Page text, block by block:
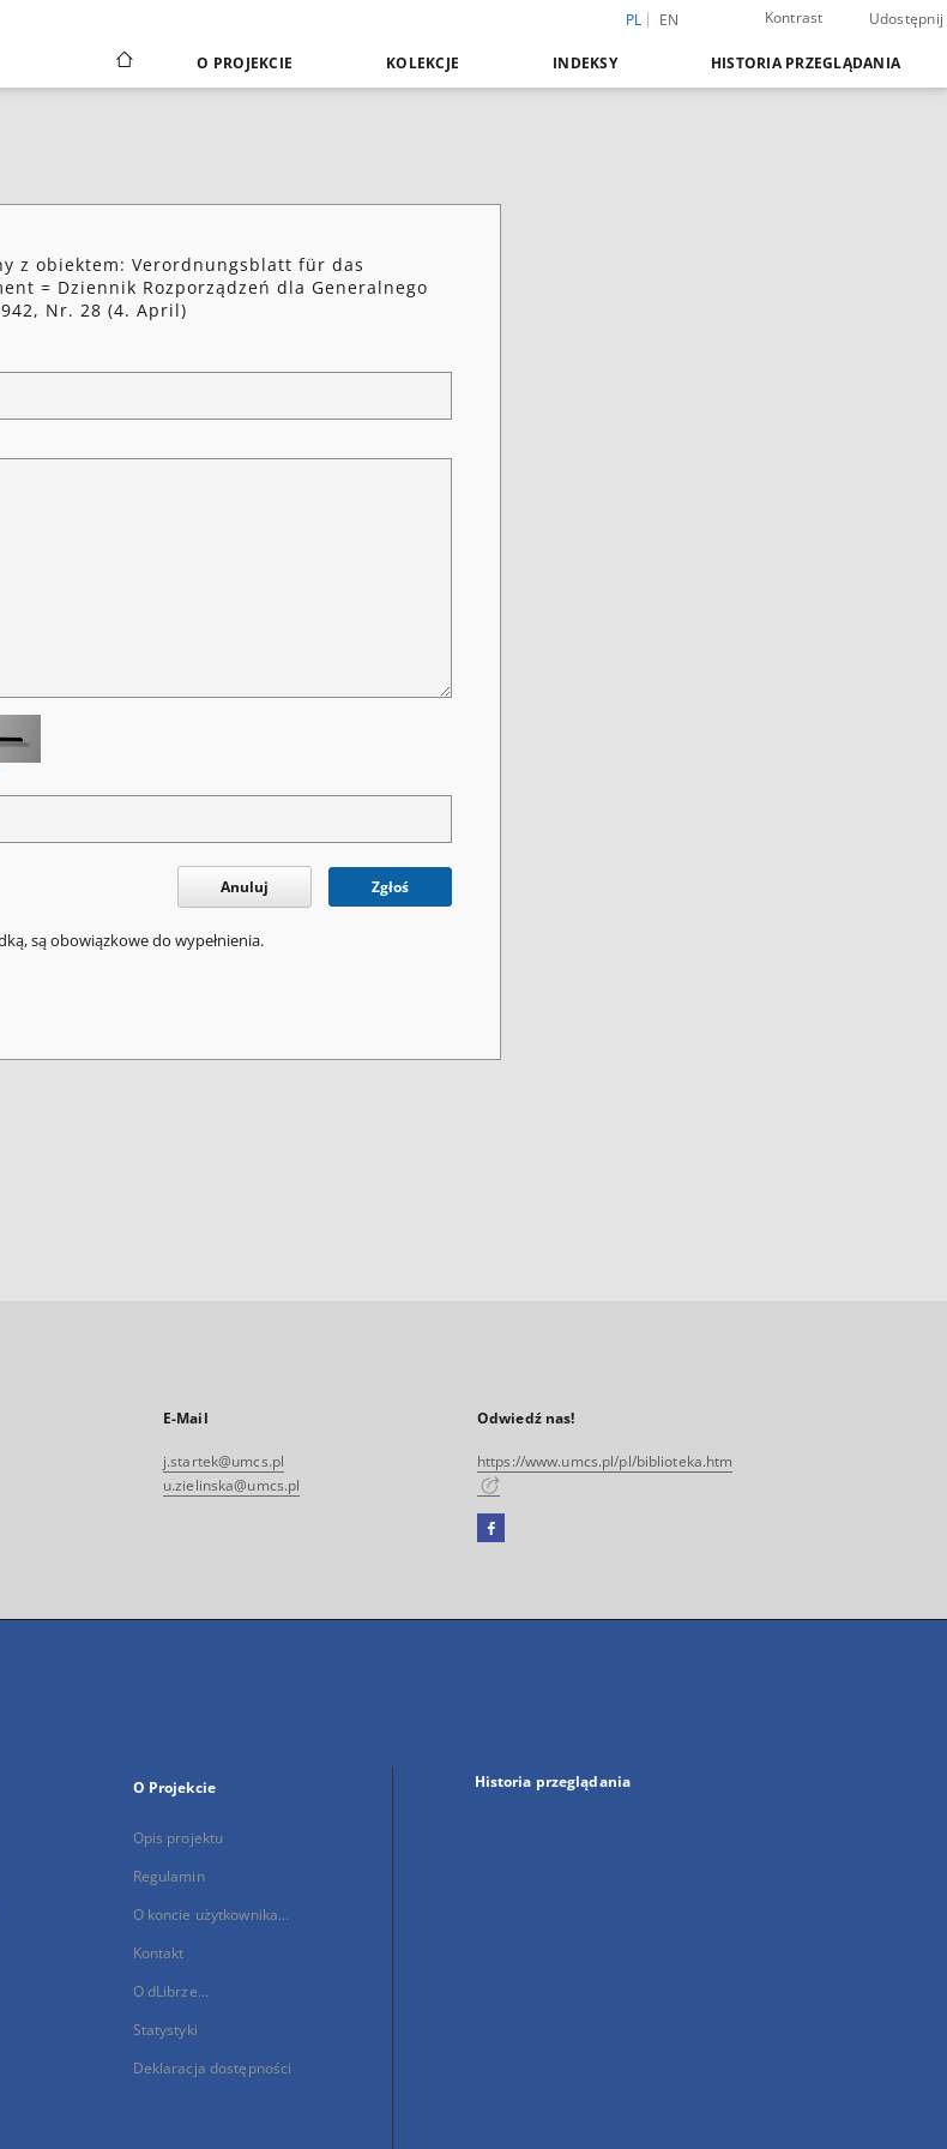
PL EN Kontrast Udostępnij
O PROJEKCIE KOLEKCJE INDEKSY HISTORIA PRZEGLĄDANIA
z obiektem: Verordnungsblatt für das
= Dziennik Rozporządzeń dla Generalnego
Nr. 28 (4. April)
Anuluj Zgłoś
są obowiązkowe do wypełnienia.
E-Mail
j.startek@umcs.pl
u.zielinska@umcs.pl
Odwiedź nas!
https://www.umcs.pl/pl/biblioteka.htm
Facebook
się
O Projekcie
Opis projektu
Regulamin
O koncie użytkownika...
Kontakt
O dLibrze...
Statystyki
Deklaracja dostępności
Historia przeglądania